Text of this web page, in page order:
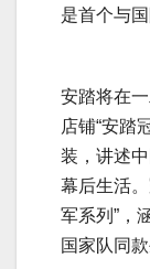
是首个与
安踏将在
店铺“安踏
装，讲述
幕后生活
军系列”，
国家队同